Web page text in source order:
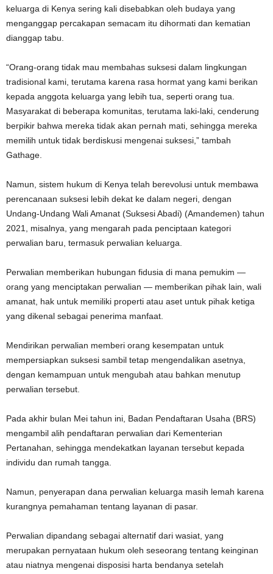
keluarga di Kenya sering kali disebabkan oleh budaya yang
menganggap percakapan semacam itu dihormati dan kematian
dianggap tabu.
“Orang-orang tidak mau membahas suksesi dalam lingkungan
tradisional kami, terutama karena rasa hormat yang kami berikan
kepada anggota keluarga yang lebih tua, seperti orang tua.
Masyarakat di beberapa komunitas, terutama laki-laki, cenderung
berpikir bahwa mereka tidak akan pernah mati, sehingga mereka
memilih untuk tidak berdiskusi mengenai suksesi,” tambah
Gathage.
Namun, sistem hukum di Kenya telah berevolusi untuk membawa
perencanaan suksesi lebih dekat ke dalam negeri, dengan
Undang-Undang Wali Amanat (Suksesi Abadi) (Amandemen) tahun
2021, misalnya, yang mengarah pada penciptaan kategori
perwalian baru, termasuk perwalian keluarga.
Perwalian memberikan hubungan fidusia di mana pemukim —
orang yang menciptakan perwalian — memberikan pihak lain, wali
amanat, hak untuk memiliki properti atau aset untuk pihak ketiga
yang dikenal sebagai penerima manfaat.
Mendirikan perwalian memberi orang kesempatan untuk
mempersiapkan suksesi sambil tetap mengendalikan asetnya,
dengan kemampuan untuk mengubah atau bahkan menutup
perwalian tersebut.
Pada akhir bulan Mei tahun ini, Badan Pendaftaran Usaha (BRS)
mengambil alih pendaftaran perwalian dari Kementerian
Pertanahan, sehingga mendekatkan layanan tersebut kepada
individu dan rumah tangga.
Namun, penyerapan dana perwalian keluarga masih lemah karena
kurangnya pemahaman tentang layanan di pasar.
Perwalian dipandang sebagai alternatif dari wasiat, yang
merupakan pernyataan hukum oleh seseorang tentang keinginan
atau niatnya mengenai disposisi harta bendanya setelah